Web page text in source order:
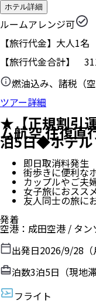
ホテル詳細
ルームアレンジ可
【旅行代金】大人1名
【旅行代金合計】
燃油込み、諸税（
ツアー詳細
★【正規割引
ム航空 往復
泊5日◆ホテル
即日取消料発生
街歩きに便利な
カップルやご夫
女子旅におスス
友人同士の旅に
発着
空港 ： 成田空港 / タン
出発日2026/9/28（
泊数3泊5日（現地
フライト